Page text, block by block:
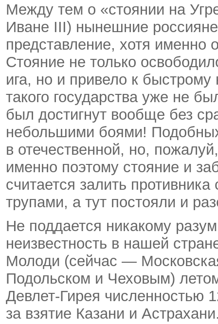
Между тем о «стоянии на
Иване III) нынешние
представление, хотя именно
Стояние не только
ига, но и привело к
такого государства уже не
был достигнут вообще без
небольшими боями!
в отечественной, но,
именно поэтому стояние и
считается залить
трупами, а тут постояли и
Не поддается никакому
неизвестность в нашей
Молоди (сейчас —
Подольском и Чеховым)
Девлет-Гирея численностью
за взятие Казани и